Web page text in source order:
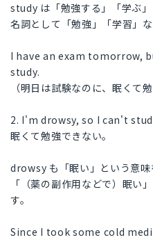
study は「勉強する」「学ぶ
名詞として「勉強」「学習」
I have an exam tomorrow,
study.
（明日は試験なのに、眠くて
2. I'm drowsy, so I can't
眠くて勉強できない。
drowsy も「眠い」という意
「（薬の副作用などで）眠い
す。
Since I took some cold